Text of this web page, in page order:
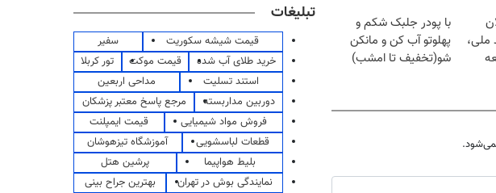
ملی،
با پودر جلبک شکم و
پهلوتو آب کن و مانکن
شو(تخفیف تا امشب)
تبلیغات
قیمت شیشه سکوریت
سفیر
خرید طلای آب شده
قیمت موکت
تور کربلا
استند تسلیت
مداحی اربعین
دوربین مداربسته
مرجع پاسخ معتبر پزشکان
فروش مواد شیمیایی
قیمت ایمپلنت
قطعات لباسشویی
آموزشگاه تیزهوشان
بلیط هواپیما
پرشین هتل
نمایندگی بوش در تهران
بهترین جراح بینی